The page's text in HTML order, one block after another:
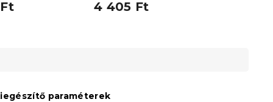
4 405 Ft
paraméterek